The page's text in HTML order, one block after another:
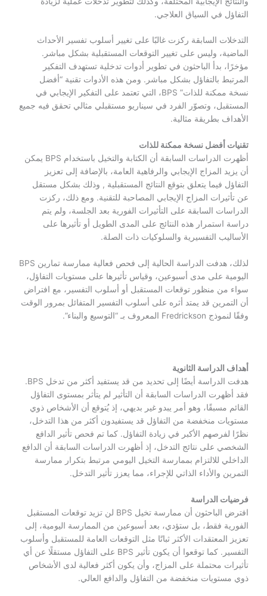
التفاؤل في السياق العلاجي.
التدخلات السابقة ركزت غالبًا على تغيير أسلوب تفسير الأحداث
الماضية، وليس على تغيير التوقعات المستقبلية بشكل مباشر.
مؤخرًا، بدأ الباحثون في تطوير أدوات تدخلية تستهدف التفكير
المرتبط بالتفاؤل بشكل مباشر. ومن هذه الأدوات تقنية “أفضل
نسخة ممكنة للذات” BPS، التي تعتمد على التفكير الإيجابي في
المستقبل، وتصوّر الفرد في سيناريو مستقبلي مثالي تحقق فيه جميع
الأهداف بطريقة مثالية.
تقنيات أفضل نسخة ممكنة للذات
أظهرت الدراسات السابقة أن الكتابة والتخيل باستخدام BPS يمكن
أن يزيد المزاج الإيجابي والرفاهية العامة، بالإضافة إلى تعزيز
التفاؤل فيما يتعلق بتوقع النتائج المستقبلية , وذلك بشكل مستقل
عن تأثيرات المزاج الإيجابي المصاحبة للتقنية. ومع ذلك، ركزت
الدراسات السابقة على التأثيرات الفورية بعد الجلسة، ولم يتم
دراسة استمرار هذه النتائج على المدى الطويل أو تأثيرها على
الأساليب التفسيرية والسلوكيات ذات الصلة.
لذلك، هدفت الدراسة الحالية إلى فحص فعالية ممارسة تمارين BPS
اليومية على مدى أسبوعين، وقياس تأثيرها على مستويات التفاؤل،
سواء من منظور توقعات المستقبل أو أسلوب التفسير، مع افتراض
أن التمرين قد يمتد أثره على أسلوب التفسير المتفائل بمرور الوقت
وفقًا لنموذج Fredrickson المعروف بـ “التوسيع والبناء”.
أهداف الدراسة الثانوية
هدفت الدراسة أيضًا إلى تحديد من قد يستفيد أكثر من تدخل BPS.
فقد أظهرت الدراسات السابقة أن التأثير لم يتأثر بمستوى التفاؤل
القائم مسبقًا، وهو أمر يبدو غير بديهي، إذ يُتوقع أن الأشخاص ذوي
مستويات منخفضة من التفاؤل قد يستفيدون أكثر من هذا التدخل،
نظرًا لفرصهم الأكبر في زيادة التفاؤل. كما تم فحص تأثير الدافع
الشخصي على نتائج التدخل، إذ أظهرت الدراسات السابقة أن الدافع
الداخلي للالتزام بممارسة التخيل اليومي مرتبط بتكرار ممارسة
التمرين والأداء الذاتي للإجراء، مما يعزز تأثير التدخل.
فرضيات الدراسة
افترض الباحثون أن ممارسة تخيل BPS لن تزيد توقعات المستقبل
الفورية فقط، بل ستؤدي، بعد أسبوعين من الممارسة اليومية، إلى
تعزيز المعتقدات الأكثر ثباتًا مثل التوقعات العامة للمستقبل وأسلوب
التفسير. كما توقعوا أن يكون تأثير BPS على التفاؤل مستقلًا عن أي
تأثيرات محتملة على المزاج، وأن يكون أكثر فعالية لدى الأشخاص
ذوي مستويات منخفضة من التفاؤل والدافع العالي.